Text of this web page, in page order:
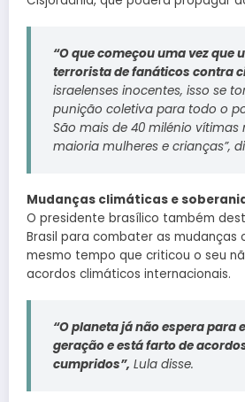
“O que começou uma vez que
terrorista de fanáticos contra
israelenses inocentes, isso se
punição coletiva para todo o
São mais de 40 milénio vítimas
maioria mulheres e crianças”,
Mudanças climáticas e
O presidente brasílico também
Brasil para combater as mudanças
mesmo tempo que criticou o seu
acordos climáticos internacionais.
“O planeta já não espera para
geração e está farto de
cumpridos”, Lula disse.